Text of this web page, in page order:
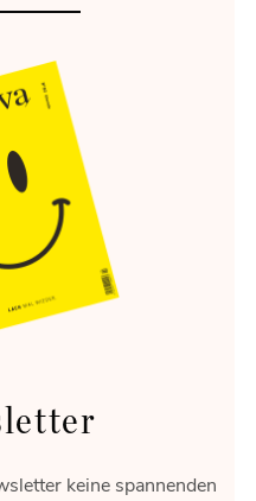
keine spannenden